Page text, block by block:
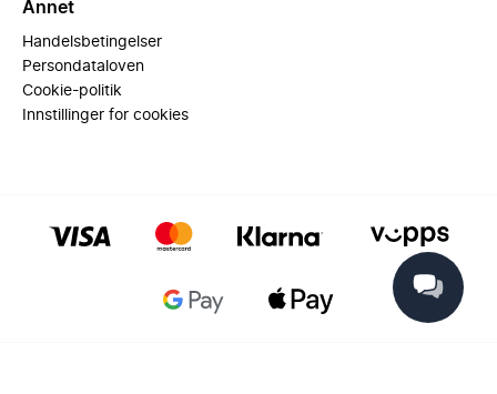
Annet
Handelsbetingelser
Persondataloven
Cookie-politik
Innstillinger for cookies